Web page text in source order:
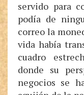
servido para
podía de
correo la
vida había
cuadro
donde su
negocios se